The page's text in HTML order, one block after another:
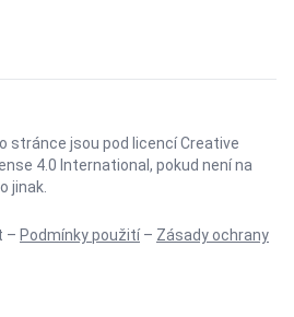
stránce jsou pod licencíCreative
4.0 International , pokud není na
jinak.
– Podmínky použití– Zásady ochrany